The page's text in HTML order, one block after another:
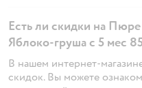
Есть ли скидки на
Яблоко-груша с 5 мес
В нашем интернет-
скидок. Вы можете